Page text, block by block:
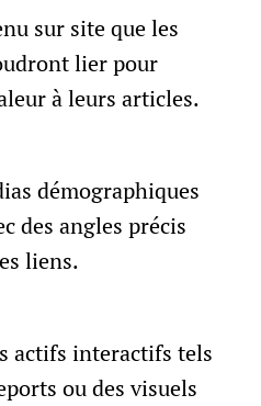
sur site que les
lier pour
à leurs articles.
démographiques
des angles précis
liens.
actifs interactifs tels
ou des visuels